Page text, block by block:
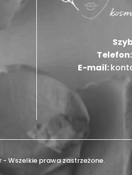
Telefon:
E-mail:
Wszelkie prawa zastrzeżone.